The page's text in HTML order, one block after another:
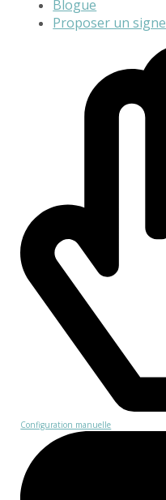
Blogue
Proposer un signe
Configuration manuelle